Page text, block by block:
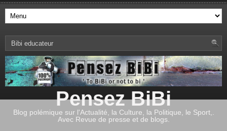
Pensez BiBi
Blog polémique sur l'Actualité, la Culture, la Politique, le Sport,.
Avec Revue de presse et de blogs.